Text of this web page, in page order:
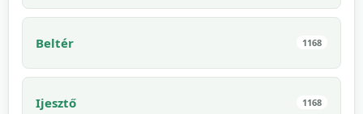
Beltér 1168
Ijesztő 1168